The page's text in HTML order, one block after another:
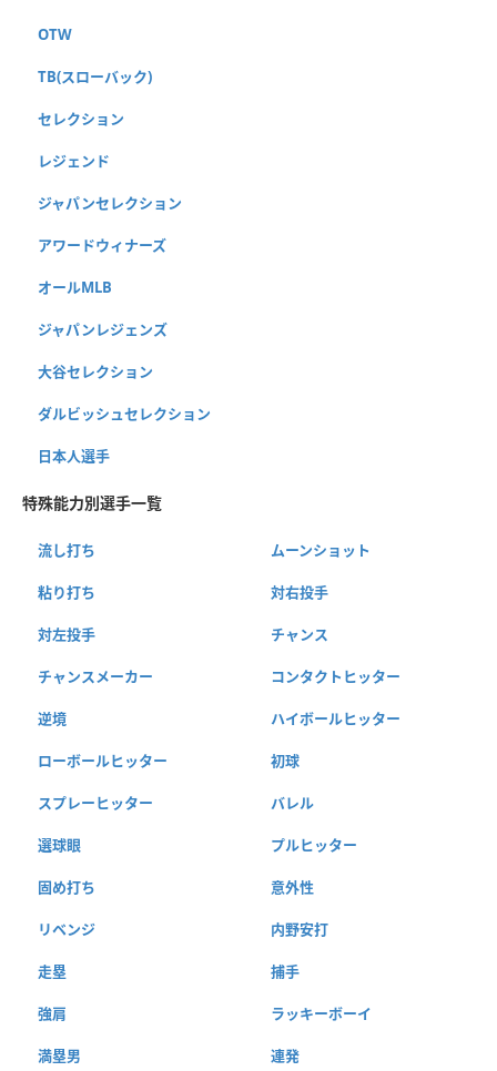
OTW
TB(スローバック)
セレクション
レジェンド
ジャパンセレクション
アワードウィナーズ
オールMLB
ジャパンレジェンズ
大谷セレクション
ダルビッシュセレクション
日本人選手
特殊能力別選手一覧
流し打ち ムーンショット
粘り打ち 対右投手
対左投手 チャンス
チャンスメーカー コンタクトヒッター
逆境 ハイボールヒッター
ローボールヒッター 初球
スプレーヒッター バレル
選球眼 プルヒッター
固め打ち 意外性
リベンジ 内野安打
走塁 捕手
強肩 ラッキーボーイ
満塁男 連発